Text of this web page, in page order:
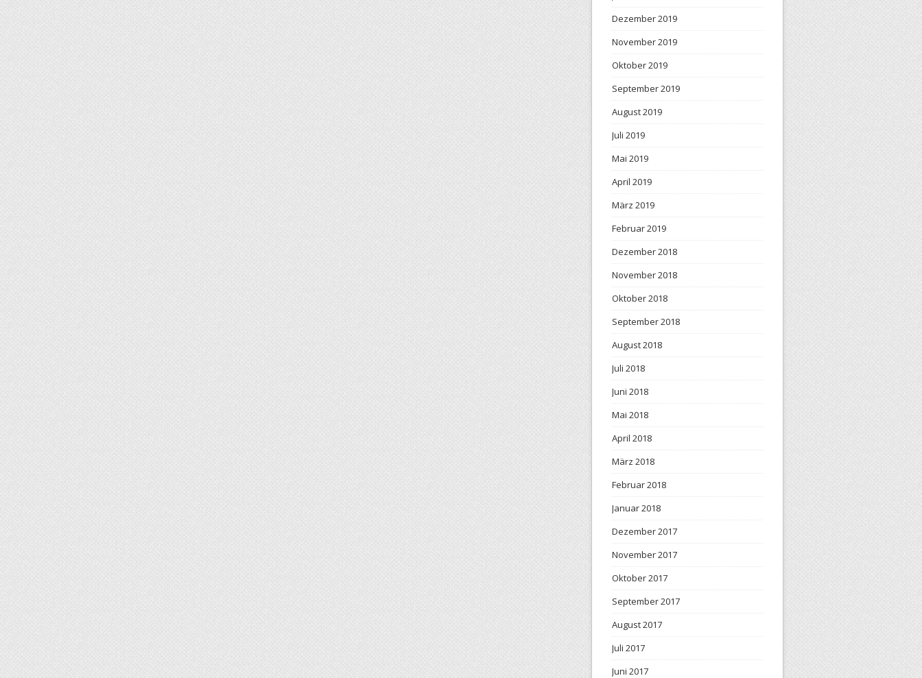
Dezember 2019
November 2019
Oktober 2019
September 2019
August 2019
Juli 2019
Mai 2019
April 2019
März 2019
Februar 2019
Dezember 2018
November 2018
Oktober 2018
September 2018
August 2018
Juli 2018
Juni 2018
Mai 2018
April 2018
März 2018
Februar 2018
Januar 2018
Dezember 2017
November 2017
Oktober 2017
September 2017
August 2017
Juli 2017
Juni 2017